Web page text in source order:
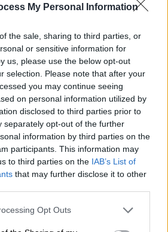
My Personal Information
the sale, sharing to third parties, or
or sensitive information for
us, please use the below opt-out
selection. Please note that after your
you may continue seeing
on personal information utilized by
disclosed to third parties prior to
separately opt-out of the further
information by third parties on the
participants. This information may
to third parties on the IAB’s List of
that may further disclose it to other
Opt Outs
τον ιό του Δυτ.
Δευτέρας
κατά Καρυστιανού
σπέκουλα,
προσωπικές
Κρανιά Ελασσόνας η